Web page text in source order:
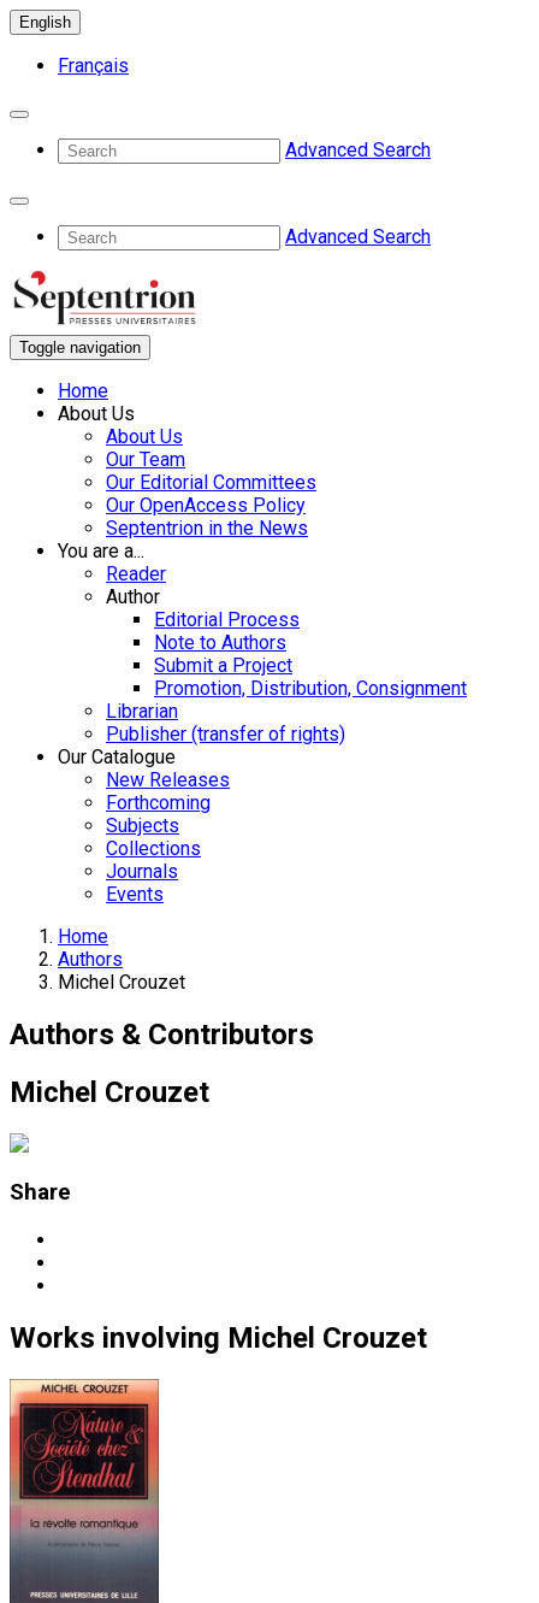
English
Français
Advanced Search
Advanced Search
Toggle navigation
Home
About Us
About Us
Our Team
Our Editorial Committees
Our OpenAccess Policy
Septentrion in the News
You are a...
Reader
Author
Editorial Process
Note to Authors
Submit a Project
Promotion, Distribution, Consignment
Librarian
Publisher (transfer of rights)
Our Catalogue
New Releases
Forthcoming
Subjects
Collections
Journals
Events
Home
Authors
Michel Crouzet
Authors & Contributors
Michel Crouzet
Share
Works involving Michel Crouzet